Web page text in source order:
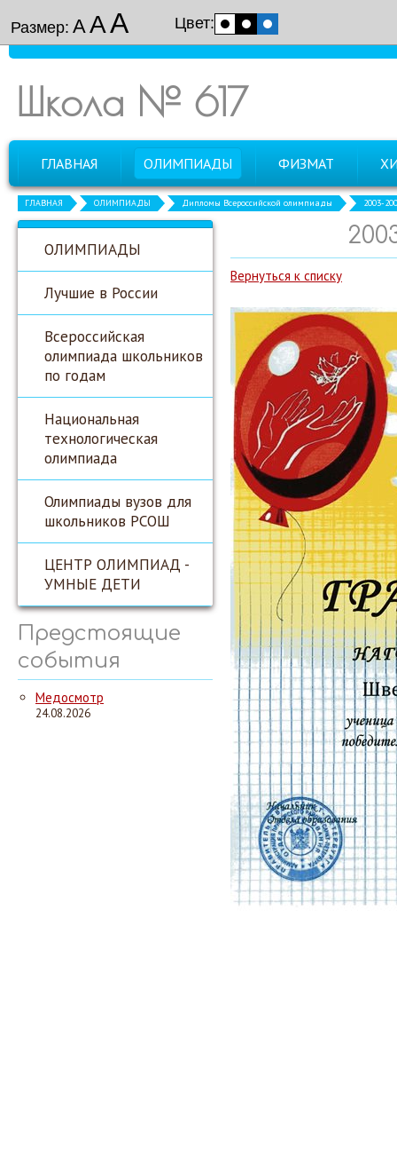
Размер: ААА Цвет:
Школа № 617
ГЛАВНАЯ ОЛИМПИАДЫ ФИЗМАТ
ГЛАВНАЯ ОЛИМПИАДЫ Дипломы Всероссийской олимпиады 2003-
ОЛИМПИАДЫ
Лучшие в России
Всероссийская
олимпиада школьников
по годам
Национальная
технологическая
олимпиада
Олимпиады вузов для
школьников РСОШ
ЦЕНТР ОЛИМПИАД -
УМНЫЕ ДЕТИ
Предстоящие
события
Медосмотр
24.08.2026
Вернуться к списку